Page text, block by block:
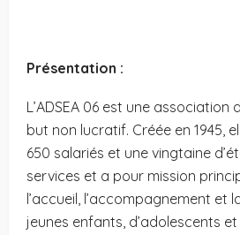
Présentation :
L’ADSEA 06 est une association
but non lucratif. Créée en 1945,
650 salariés et une vingtaine
services et a pour mission
l’accueil, l’accompagnement et
jeunes enfants, d’adolescents